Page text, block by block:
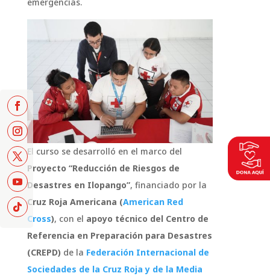
El curso se desarrolló en el marco del
Proyecto “Reducción de Riesgos de
Desastres en Ilopango”, financiado por la
Cruz Roja Americana (American Red
Cross), con el apoyo técnico del Centro de
Referencia en Preparación para Desastres
(CREPD) de la Federación Internacional de
Sociedades de la Cruz Roja y de la Media